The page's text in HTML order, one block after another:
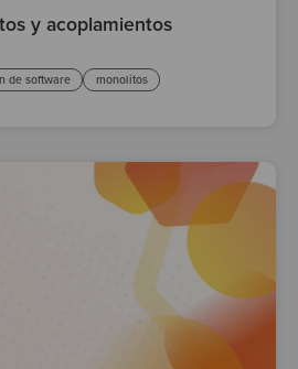
y acoplamientos
de software monolitos